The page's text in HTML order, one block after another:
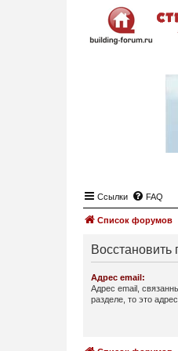
Ссылки FAQ
Список форумов
Восстановить
Адрес email:
Адрес email,
разделе, то это